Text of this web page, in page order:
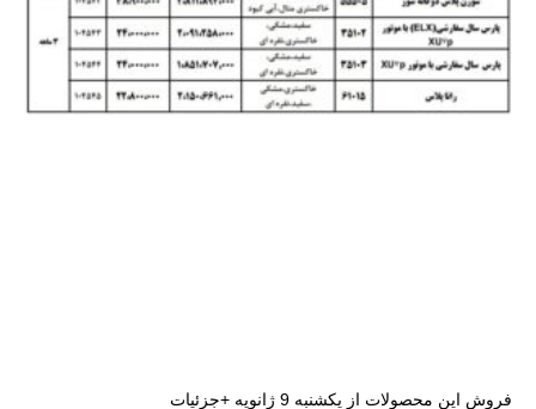
فروش این محصولات از یکشنبه 9 ژانویه +جزئیات